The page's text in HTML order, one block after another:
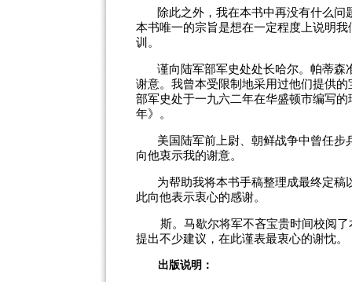
除此之外，我在本书中再没有什么
本书唯一的宗旨是想在一定程度上说明
训。
谨向陆军部军史处处长哈尔。帕蒂
谢意。我曾本受限制地采用过他们提供
部军史处于一九六二年在华盛顿市编写
年》。
美国陆军前上尉、朝鲜战争中曾任
向他衷示我的谢意。
为帮助我将本书手稿整理成最终定
此向他表示衷心的感谢。
斯。马歇尔将军不吝宝贵时间校阅
提出不少建议，在此谨表最衷心的谢忱。
出版说明：